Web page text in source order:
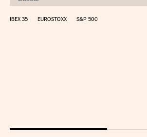
IBEX 35 EUROSTOXX S&P 500